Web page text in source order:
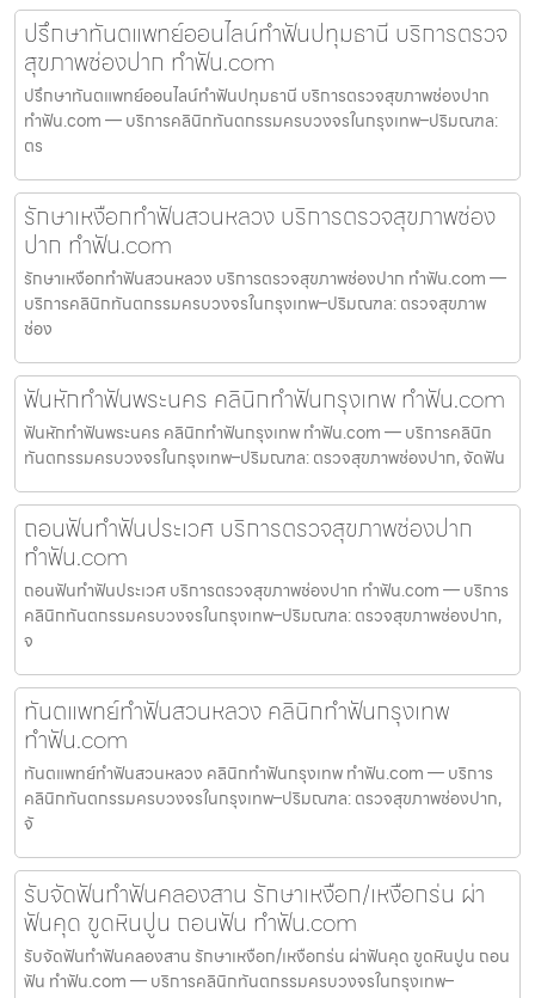
ปรึกษาทันตแพทย์ออนไลน์ทำฟันปทุมธานี บริการตรวจ
สุขภาพช่องปาก ทำฟัน.com
ปรึกษาทันตแพทย์ออนไลน์ทำฟันปทุมธานี บริการตรวจสุขภาพช่องปาก
ทำฟัน.com — บริการคลินิกทันตกรรมครบวงจรในกรุงเทพ–ปริมณฑล:
ตร
รักษาเหงือกทำฟันสวนหลวง บริการตรวจสุขภาพช่อง
ปาก ทำฟัน.com
รักษาเหงือกทำฟันสวนหลวง บริการตรวจสุขภาพช่องปาก ทำฟัน.com —
บริการคลินิกทันตกรรมครบวงจรในกรุงเทพ–ปริมณฑล: ตรวจสุขภาพ
ช่อง
ฟันหักทำฟันพระนคร คลินิกทำฟันกรุงเทพ ทำฟัน.com
ฟันหักทำฟันพระนคร คลินิกทำฟันกรุงเทพ ทำฟัน.com — บริการคลินิก
ทันตกรรมครบวงจรในกรุงเทพ–ปริมณฑล: ตรวจสุขภาพช่องปาก, จัดฟัน
ถอนฟันทำฟันประเวศ บริการตรวจสุขภาพช่องปาก
ทำฟัน.com
ถอนฟันทำฟันประเวศ บริการตรวจสุขภาพช่องปาก ทำฟัน.com — บริการ
คลินิกทันตกรรมครบวงจรในกรุงเทพ–ปริมณฑล: ตรวจสุขภาพช่องปาก,
จ
ทันตแพทย์ทำฟันสวนหลวง คลินิกทำฟันกรุงเทพ
ทำฟัน.com
ทันตแพทย์ทำฟันสวนหลวง คลินิกทำฟันกรุงเทพ ทำฟัน.com — บริการ
คลินิกทันตกรรมครบวงจรในกรุงเทพ–ปริมณฑล: ตรวจสุขภาพช่องปาก,
จั
รับจัดฟันทำฟันคลองสาน รักษาเหงือก/เหงือกร่น ผ่า
ฟันคุด ขูดหินปูน ถอนฟัน ทำฟัน.com
รับจัดฟันทำฟันคลองสาน รักษาเหงือก/เหงือกร่น ผ่าฟันคุด ขูดหินปูน ถอน
ฟัน ทำฟัน.com — บริการคลินิกทันตกรรมครบวงจรในกรุงเทพ–